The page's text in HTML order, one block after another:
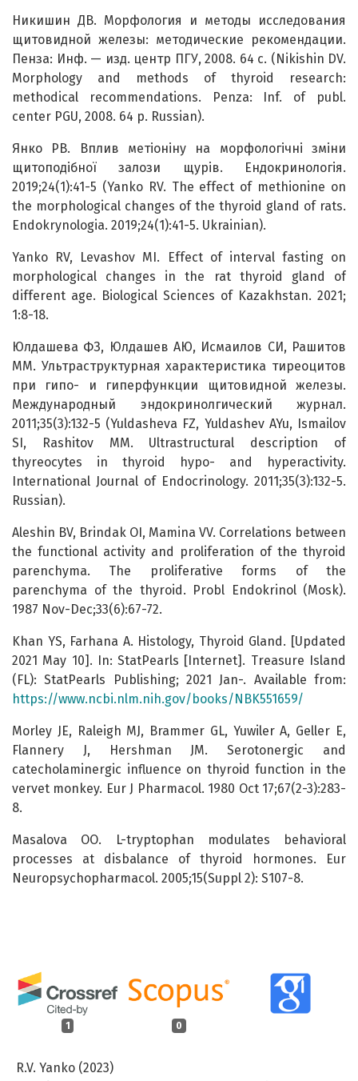
1 0
R.V. Yanko (2023)
Никишин ДВ. Морфология и методы исследования
щитовидной железы: методические рекомендации.
Пенза: Инф. — изд. центр ПГУ, 2008. 64 с. (Nikishin DV.
Morphology and methods of thyroid research:
methodical recommendations. Penza: Inf. of publ.
center PGU, 2008. 64 p. Russian).
Янко РВ. Вплив метіоніну на морфологічні зміни
щитоподібної залози щурів. Ендокринологія.
2019;24(1):41-5 (Yanko RV. The effect of methionine on
the morphological changes of the thyroid gland of rats.
Endokrynologia. 2019;24(1):41-5. Ukrainian).
Yanko RV, Levashov MI. Effect of interval fasting on
morphological changes in the rat thyroid gland of
different age. Biological Sciences of Kazakhstan. 2021;
1:8-18.
Юлдашева ФЗ, Юлдашев АЮ, Исмаилов СИ, Рашитов
ММ. Ультраструктурная характеристика тиреоцитов
при гипо- и гиперфункции щитовидной железы.
Международный эндокринолгический журнал.
2011;35(3):132-5 (Yuldasheva FZ, Yuldashev AYu, Ismailov
SI, Rashitov MM. Ultrastructural description of
thyreocytes in thyroid hypo- and hyperactivity.
International Journal of Endocrinology. 2011;35(3):132-5.
Russian).
Aleshin BV, Brindak OI, Mamina VV. Correlations between
the functional activity and proliferation of the thyroid
parenchyma. The proliferative forms of the
parenchyma of the thyroid. Probl Endokrinol (Mosk).
1987 Nov-Dec;33(6):67-72.
Khan YS, Farhana A. Histology, Thyroid Gland. [Updated
2021 May 10]. In: StatPearls [Internet]. Treasure Island
(FL): StatPearls Publishing; 2021 Jan-. Available from:
https://www.ncbi.nlm.nih.gov/books/NBK551659/
Morley JE, Raleigh MJ, Brammer GL, Yuwiler A, Geller E,
Flannery J, Hershman JM. Serotonergic and
catecholaminergic influence on thyroid function in the
vervet monkey. Eur J Pharmacol. 1980 Oct 17;67(2-3):283-
8.
Masalova ОО. L-tryptophan modulates behavioral
processes at disbalance of thyroid hormones. Eur
Neuropsychopharmacol. 2005;15(Suppl 2): S107-8.